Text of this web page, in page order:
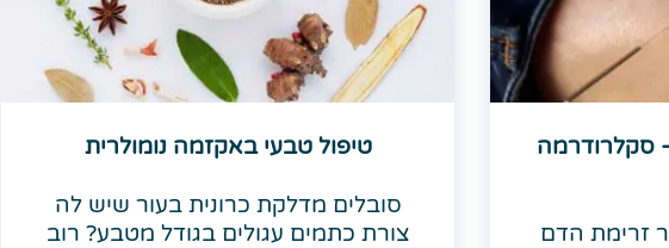
סקלרודרמה
זרימת הדם
טיפול טבעי באקזמה נומולרית
סובלים מדלקת כרונית בעור שיש לה
צורת כתמים עגולים בגודל מטבע? רוב